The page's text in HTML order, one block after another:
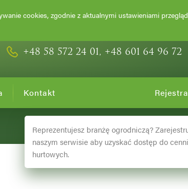
+48 58 572 24 01, +48 601 64 96 72
Kontakt
Reprezentujesz branżę ogrodniczą?
naszym serwisie aby uzyskać dostęp do
hurtowych.
cookies, zgodnie z aktualnymi ustawieniami